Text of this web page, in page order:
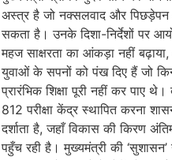
अस्त्र है जो नक्सलवाद और पिछड़ेपन
सकता है। उनके दिशा-निर्देशों पर
महज साक्षरता का आंकड़ा नहीं
युवाओं के सपनों को पंख दिए हैं जो
प्रारंभिक शिक्षा पूरी नहीं कर पाए थे।
812 परीक्षा केंद्र स्थापित करना
दर्शाता है, जहाँ विकास की किरण
पहुँच रही है। मुख्यमंत्री की ‘सुशासन’